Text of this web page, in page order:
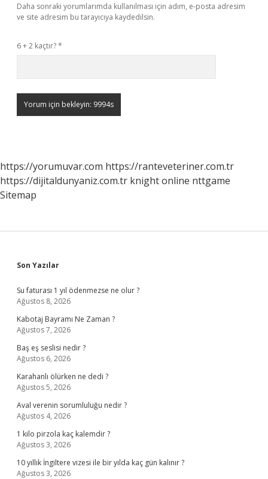
Daha sonraki yorumlarımda kullanılması için adım, e-posta adresim
ve site adresim bu tarayıcıya kaydedilsin.
6 + 2 kaçtır?*
https://yorumuvar.com https://ranteveteriner.com.tr
https://dijitaldunyaniz.com.tr knight online nttgame
Sitemap
Sidebar
Son Yazılar
Su faturası 1 yıl ödenmezse ne olur ?
Ağustos 8, 2026
Kabotaj Bayramı Ne Zaman ?
Ağustos 7, 2026
Baş eş seslisi nedir ?
Ağustos 6, 2026
Karahanlı ölürken ne dedi ?
Ağustos 5, 2026
Aval verenin sorumluluğu nedir ?
Ağustos 4, 2026
1 kilo pirzola kaç kalemdir ?
Ağustos 3, 2026
10 yıllık İngiltere vizesi ile bir yılda kaç gün kalınır ?
Ağustos 3, 2026